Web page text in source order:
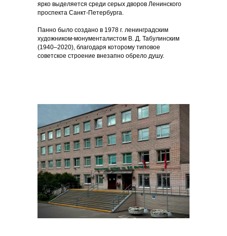
ярко выделяется среди серых дворов Ленинского
проспекта Санкт-Петербурга.
Панно было создано в 1978 г. ленинградским
художником-монументалистом В. Д. Табулинским
(1940–2020), благодаря которому типовое
советское строение внезапно обрело душу.